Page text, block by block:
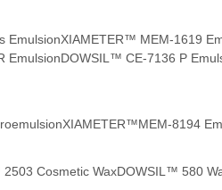
EmulsionXIAMETER™ MEM-1619
EmulsionDOWSIL™ CE-7136 P
XIAMETER™MEM-8194
Cosmetic WaxDOWSIL™ 580